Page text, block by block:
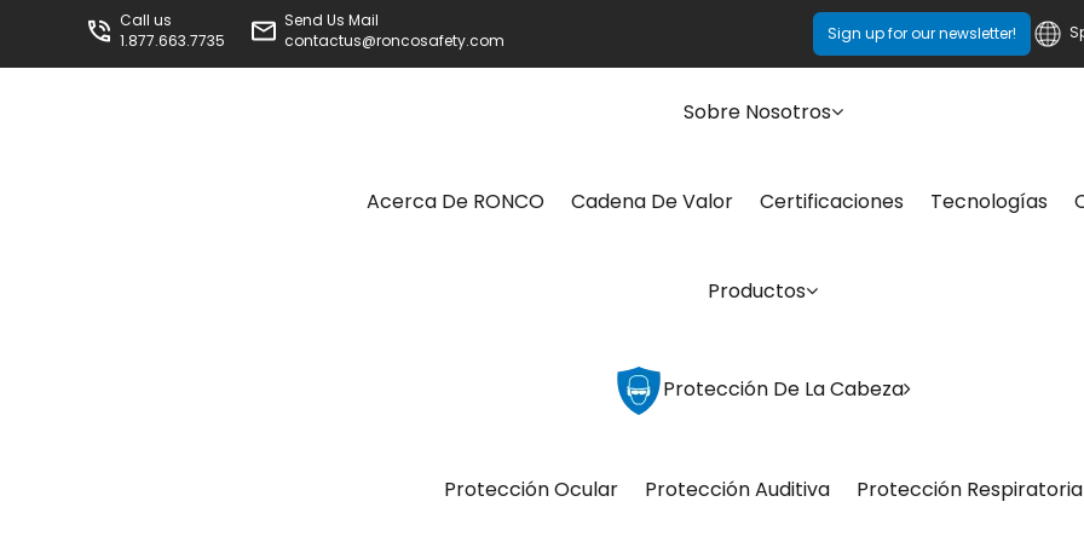
Call us
1.877.663.7735
Send Us Mail
contactus@roncosafety.com
Sign up for our newsletter!
Sobre Nosotros
Acerca De RONCO Cadena De Valor Certificaciones Tecnologías
Productos
Protección De La Cabeza
Protección Ocular Protección Auditiva Protección Respiratoria